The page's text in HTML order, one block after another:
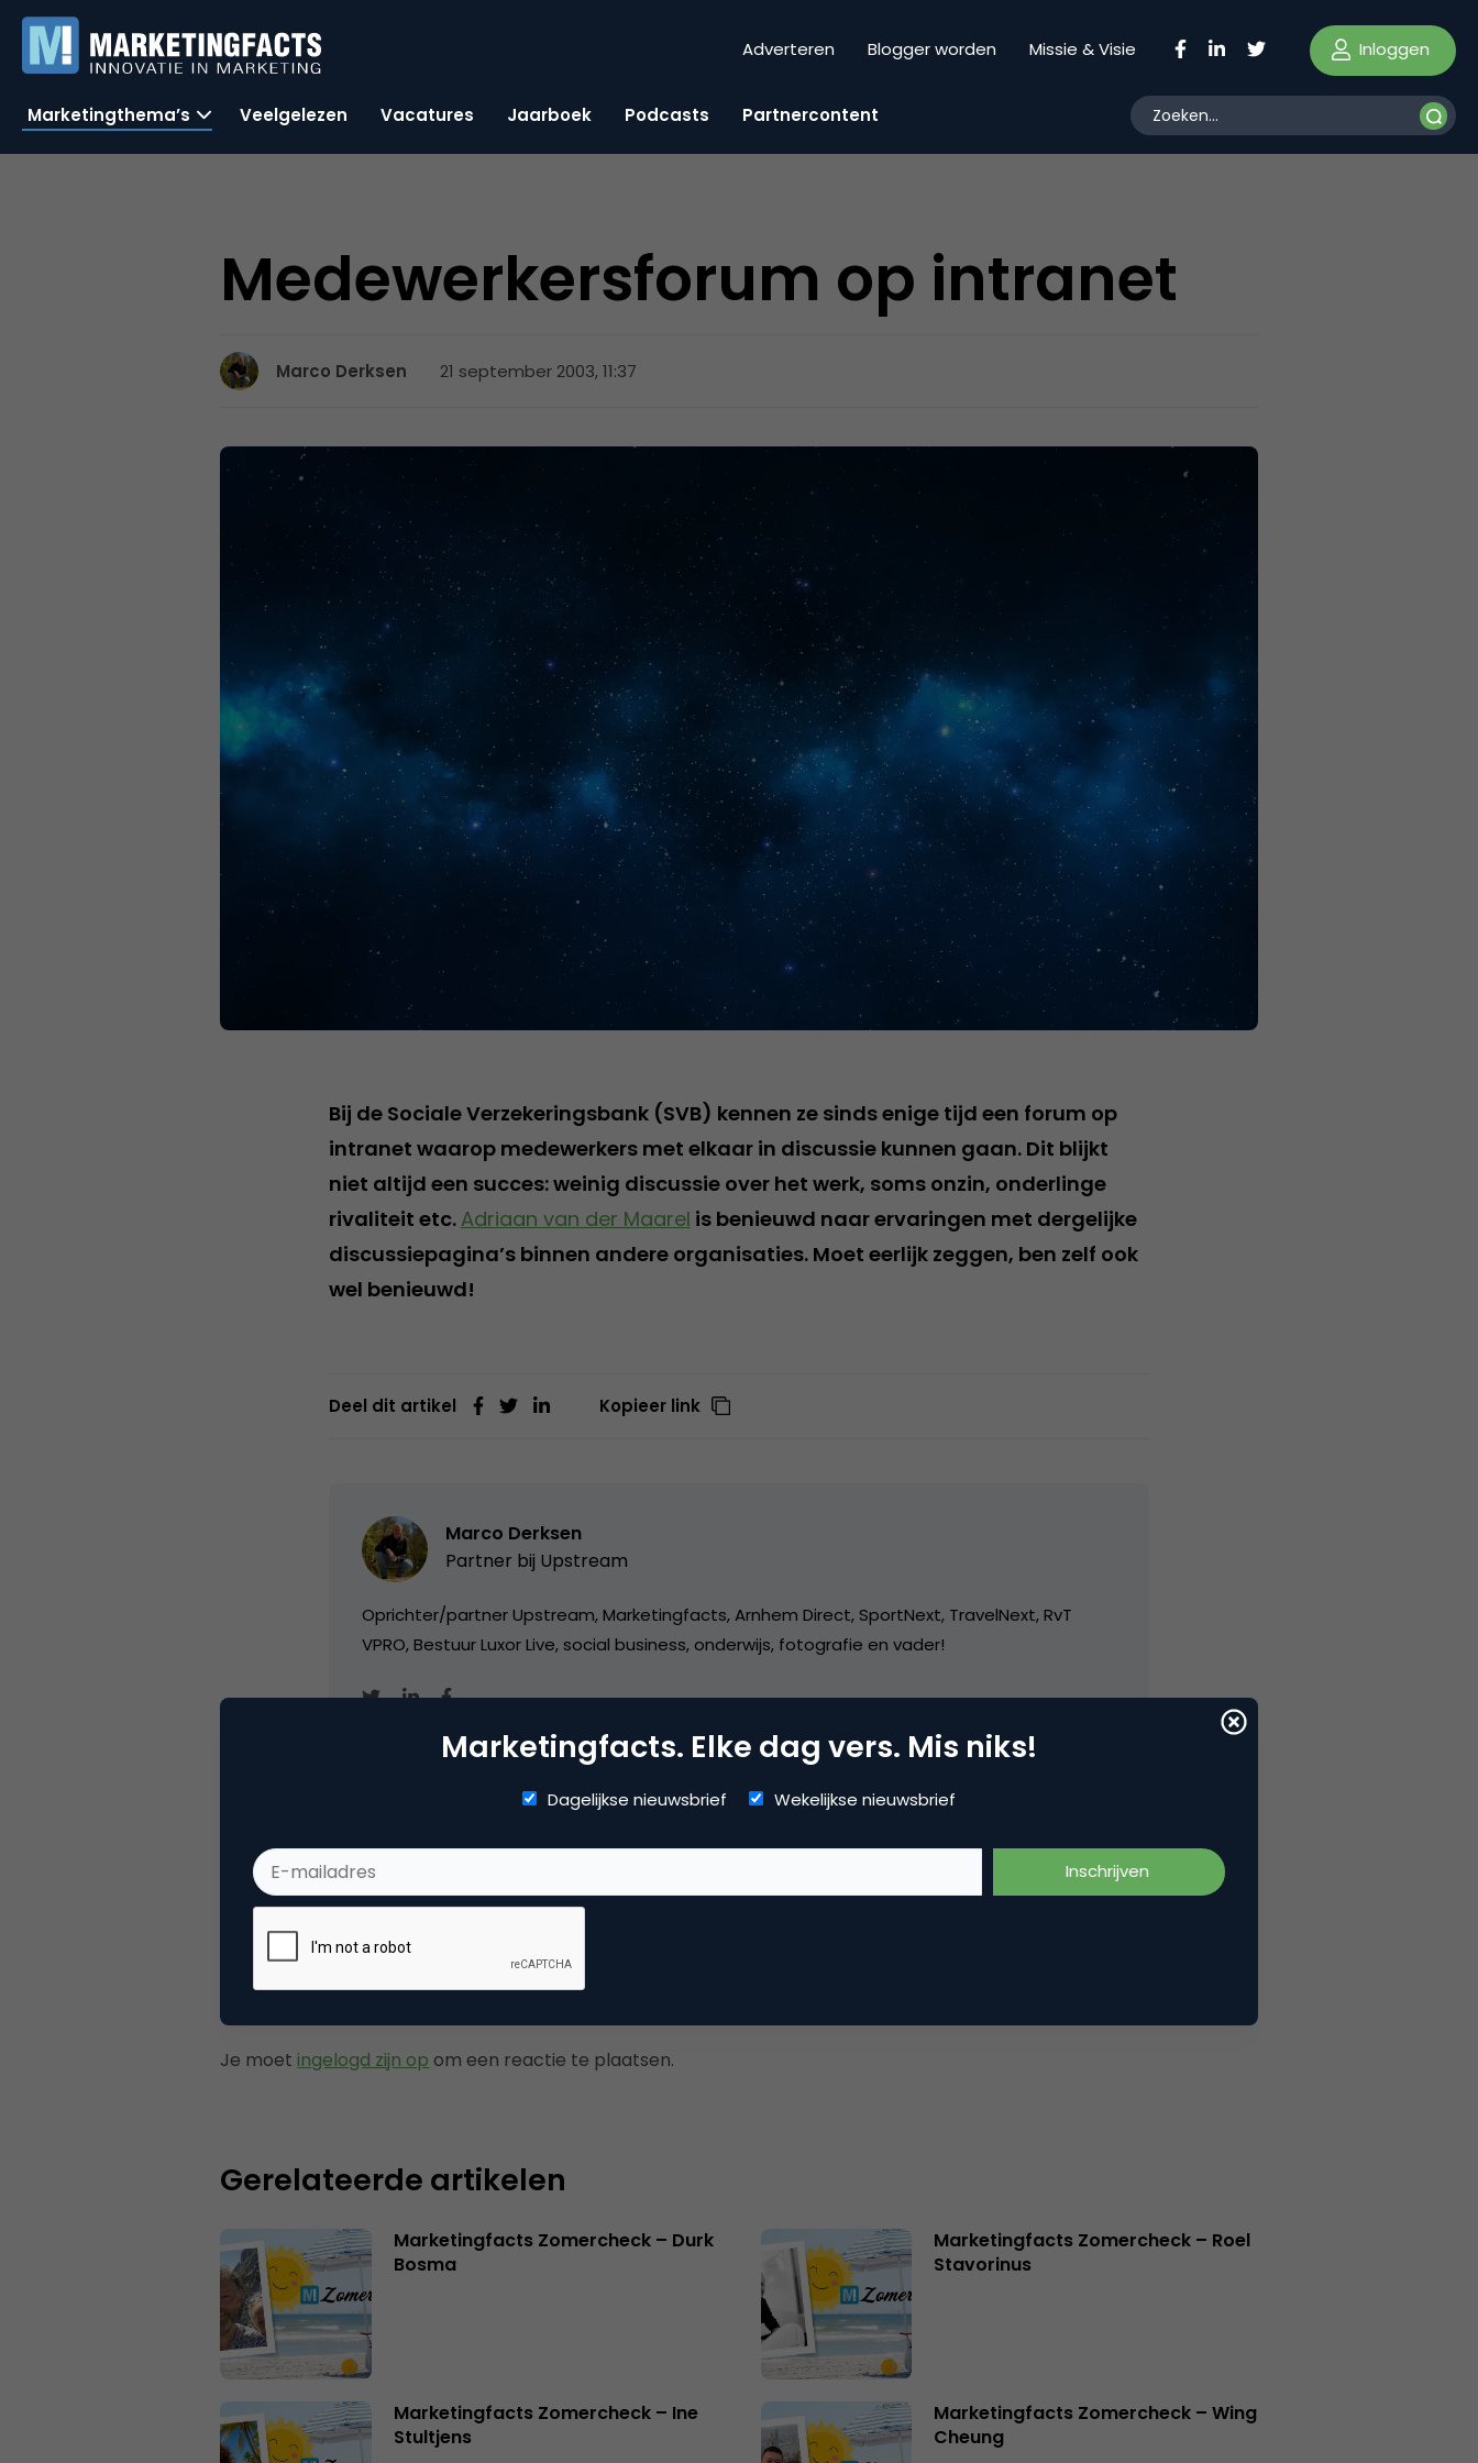
Adverteren Blogger worden Missie & Visie Inloggen
Marketingthema’s Veelgelezen Vacatures Jaarboek Podcasts Partnercontent
Medewerkersforum op intranet
Marco Derksen 21 september 2003, 11:37
Bij de Sociale Verzekeringsbank (SVB) kennen ze sinds enige tijd een forum op
intranet waarop medewerkers met elkaar in discussie kunnen gaan. Dit blijkt
niet altijd een succes: weinig discussie over het werk, soms onzin, onderlinge
rivaliteit etc. Adriaan van der Maarel is benieuwd naar ervaringen met dergelijke
discussiepagina’s binnen andere organisaties. Moet eerlijk zeggen, ben zelf ook
wel benieuwd!
Deel dit artikel Kopieer link
Marco Derksen
Partner bij Upstream
Oprichter/partner Upstream, Marketingfacts, Arnhem Direct, SportNext, TravelNext, RvT
VPRO, Bestuur Luxor Live, social business, onderwijs, fotografie en vader!
Tags social media marketing
Je moet ingelogd zijn op om een reactie te plaatsen.
Gerelateerde artikelen
Marketingfacts Zomercheck – Durk
Bosma
Marketingfacts Zomercheck – Roel
Stavorinus
Marketingfacts Zomercheck – Ine
Stultjens
Marketingfacts Zomercheck – Wing
Cheung
Marketingfacts. Elke dag vers. Mis niks!
Dagelijkse nieuwsbrief Wekelijkse nieuwsbrief